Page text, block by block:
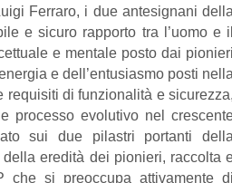
Ferraro, i due antesignani della
e sicuro rapporto tra l’uomo e il
e mentale posto dai pionieri
e dell’entusiasmo posti nella
requisiti di funzionalità e sicurezza,
processo evolutivo nel
sui due pilastri portanti della
eredità dei pionieri, raccolta
che si preoccupa attivamente di